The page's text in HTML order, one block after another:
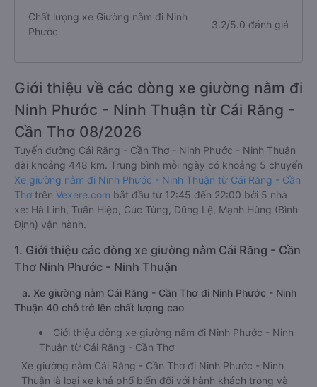
Chất lượng xe Giường nằm đi Ninh
Phước
3.2/5.0 đánh giá
Giới thiệu về các dòng xe giường nằm đi
Ninh Phước - Ninh Thuận từ Cái Răng -
Cần Thơ 08/2026
Tuyến đường Cái Răng - Cần Thơ - Ninh Phước - Ninh Thuận
dài khoảng 448 km. Trung bình mỗi ngày có khoảng 5 chuyến
Xe giường nằm đi Ninh Phước - Ninh Thuận từ Cái Răng - Cần
Thơ trên Vexere.com bắt đầu từ 12:45 đến 22:00 bởi 5 nhà
xe: Hà Linh, Tuấn Hiệp, Cúc Tùng, Dũng Lệ, Mạnh Hùng (Bình
Định) vận hành.
1. Giới thiệu các dòng xe giường nằm Cái Răng - Cần
Thơ Ninh Phước - Ninh Thuận
a. Xe giường nằm Cái Răng - Cần Thơ đi Ninh Phước - Ninh
Thuận 40 chỗ trở lên chất lượng cao
Giới thiệu dòng xe giường nằm đi Ninh Phước - Ninh
Thuận từ Cái Răng - Cần Thơ
Xe giường nằm Cái Răng - Cần Thơ đi Ninh Phước - Ninh
Thuận là loại xe khá phổ biến đối với hành khách trong và